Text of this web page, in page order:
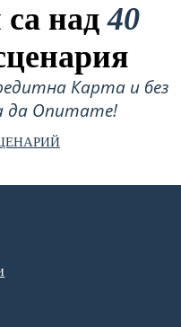
са над40
Карта и без
да Опитате!